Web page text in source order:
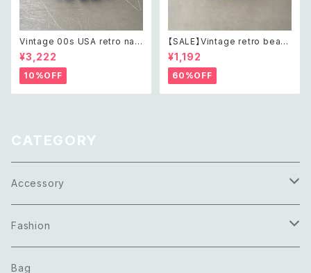
Vintage 00s USA retro nav
y blue drop beads bracele
t レトロ アメリカ ヴィンテージ
アクセサリー ネイビーブルー ド
ロップ ビーズ ブレスレット
¥3,222
10%OFF
【SALE】Vintage retro bead
s embroidery navy blue po
uch レトロ ヴィンテージ ホワイ
ト ビーズ刺繍 ネイビー 紺色 ポ
ーチ
¥1,192
60%OFF
CATEGORY
Accessory
Necklace
Pierce
Fashion
Tops
Bag